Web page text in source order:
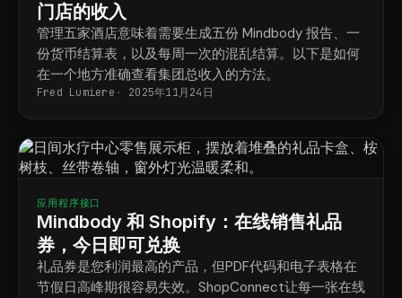
门店的收入
管理五家酒店意味着需要生成五份 Mindbody 报告、一
份货币结算表，以及每周一次的混乱结算。以下是如何
在一个地方准确查看集团总收入的方法。
Fred Lumiere 2025年11月24日
应用程序接口
Mindbody 和 Shopify：在线销售礼品
券，今日即可兑换
礼品券是您利润最高的产品，但PDF代码和电子表格在
节假日高峰期很容易失效。ShopConnect让每一张在线